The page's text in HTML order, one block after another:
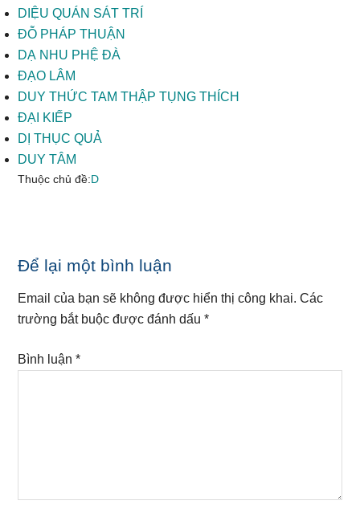
DIỆU QUÁN SÁT TRÍ
ĐỖ PHÁP THUẬN
DẠ NHU PHỆ ĐÀ
ĐẠO LÂM
DUY THỨC TAM THẬP TỤNG THÍCH
ĐẠI KIẾP
DỊ THỤC QUẢ
DUY TÂM
Thuộc chủ đề:D
Reader
Interactions
Để lại một bình luận
Email của bạn sẽ không được hiển thị công khai. Các
trường bắt buộc được đánh dấu*
Bình luận*